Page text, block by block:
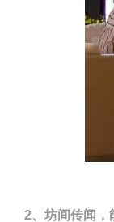
2、坊间传闻，